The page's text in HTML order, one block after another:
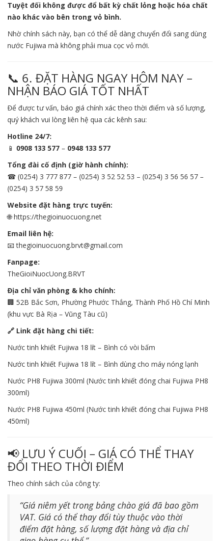
Tuyệt đối không được đổ bất kỳ chất lỏng hoặc hóa chất
nào khác vào bên trong vỏ bình.
Nhờ chính sách này, bạn có thể dễ dàng chuyển đổi sang dùng
nước Fujiwa mà không phải mua cọc vỏ mới.
📞 6. ĐẶT HÀNG NGAY HÔM NAY –
NHẬN BÁO GIÁ TỐT NHẤT
Để được tư vấn, báo giá chính xác theo thời điểm và số lượng,
quý khách vui lòng liên hệ qua các kênh sau:
Hotline 24/7:
📱 0908 133 577 – 0948 133 577
Tổng đài cố định (giờ hành chính):
☎ (0254) 3 777 877 – (0254) 3 52 52 53 – (0254) 3 56 56 57 –
(0254) 3 57 58 59
Website đặt hàng trực tuyến:
🌐https://thegioinuocuong.net
Email liên hệ:
📧thegioinuocuong.brvt@gmail.com
Fanpage:
TheGioiNuocUong.BRVT
Địa chỉ văn phòng & kho chính:
🏢 52B Bắc Sơn, Phường Phước Thắng, Thành Phố Hồ Chí Minh
(khu vực Bà Rịa – Vũng Tàu cũ)
🔗 Link đặt hàng chi tiết:
Nước tinh khiết Fujiwa 18 lít – Bình có vòi bấm
Nước tinh khiết Fujiwa 18 lít – Bình dùng cho máy nóng lạnh
Nước PH8 Fujiwa 300ml (Nước tinh khiết đóng chai Fujiwa PH8
300ml)
Nước PH8 Fujiwa 450ml (Nước tinh khiết đóng chai Fujiwa PH8
450ml)
📢 LƯU Ý CUỐI – GIÁ CÓ THỂ THAY
ĐỔI THEO THỜI ĐIỂM
Theo chính sách của công ty:
“Giá niêm yết trong bảng chào giá đã bao gồm
VAT. Giá có thể thay đổi tùy thuộc vào thời
điểm đặt hàng, số lượng đặt hàng và địa chỉ